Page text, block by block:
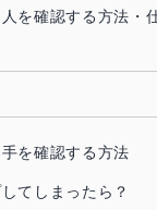
を確認する方法・
を確認する方法
てしまったら？